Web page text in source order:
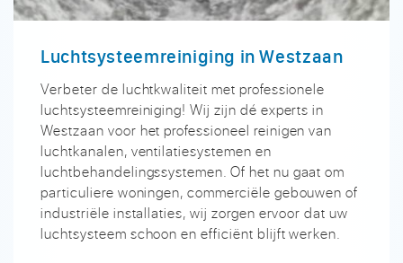
Luchtsysteemreiniging in Westzaan
Verbeter de luchtkwaliteit met professionele
luchtsysteemreiniging! Wij zijn dé experts in
Westzaan voor het professioneel reinigen van
luchtkanalen, ventilatiesystemen en
luchtbehandelingssystemen. Of het nu gaat om
particuliere woningen, commerciële gebouwen of
industriële installaties, wij zorgen ervoor dat uw
luchtsysteem schoon en efficiënt blijft werken.